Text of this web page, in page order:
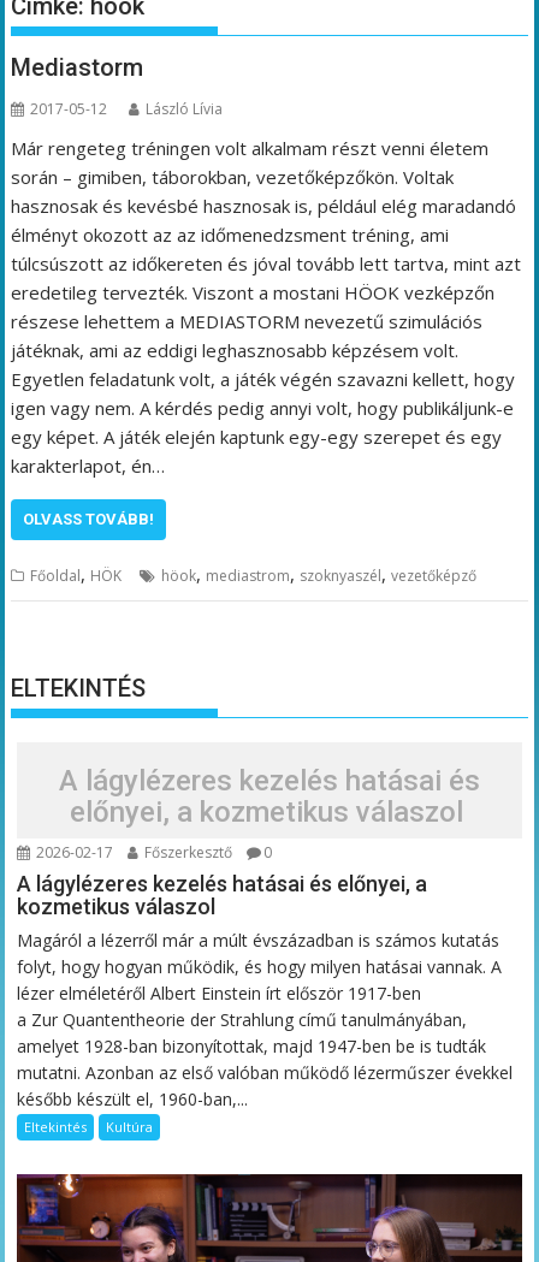
Címke: höok
Mediastorm
2017-05-12 László Lívia
Már rengeteg tréningen volt alkalmam részt venni életem
során – gimiben, táborokban, vezetőképzőkön. Voltak
hasznosak és kevésbé hasznosak is, például elég maradandó
élményt okozott az az időmenedzsment tréning, ami
túlcsúszott az időkereten és jóval tovább lett tartva, mint azt
eredetileg tervezték. Viszont a mostani HÖOK vezképzőn
részese lehettem a MEDIASTORM nevezetű szimulációs
játéknak, ami az eddigi leghasznosabb képzésem volt.
Egyetlen feladatunk volt, a játék végén szavazni kellett, hogy
igen vagy nem. A kérdés pedig annyi volt, hogy publikáljunk-e
egy képet. A játék elején kaptunk egy-egy szerepet és egy
karakterlapot, én…
OLVASS TOVÁBB!
Főoldal, HÖK höok, mediastrom, szoknyaszél,vezetőképző
ELTEKINTÉS
A lágylézeres kezelés hatásai és
előnyei, a kozmetikus válaszol
2026-02-17 Főszerkesztő 0
A lágylézeres kezelés hatásai és előnyei, a
kozmetikus válaszol
Magáról a lézerről már a múlt évszázadban is számos kutatás
folyt, hogy hogyan működik, és hogy milyen hatásai vannak. A
lézer elméletéről Albert Einstein írt először 1917-ben
a Zur Quantentheorie der Strahlung című tanulmányában,
amelyet 1928-ban bizonyítottak, majd 1947-ben be is tudták
mutatni. Azonban az első valóban működő lézerműszer évekkel
később készült el, 1960-ban,...
Eltekintés Kultúra